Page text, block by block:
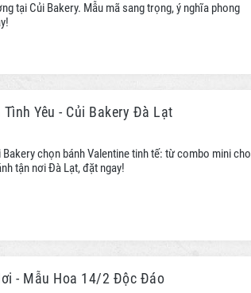
tại Củi Bakery. Mẫu mã sang trọng, ý nghĩa phong
Yêu - Củi Bakery Đà Lạt
chọn bánh Valentine tinh tế: từ combo mini cho
tận nơi Đà Lạt, đặt ngay!
- Mẫu Hoa 14/2 Độc Đáo